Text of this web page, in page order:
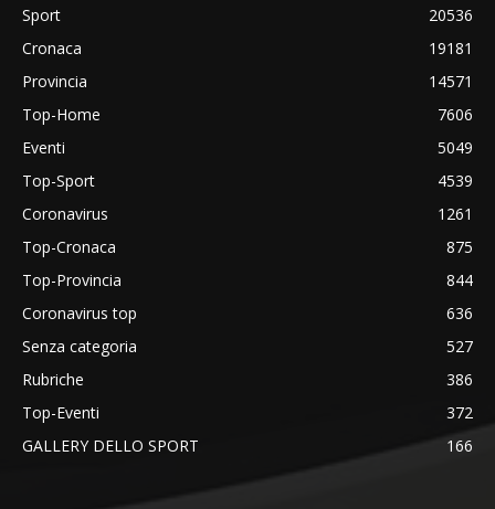
Sport
20536
Cronaca
19181
Provincia
14571
Top-Home
7606
Eventi
5049
Top-Sport
4539
Coronavirus
1261
Top-Cronaca
875
Top-Provincia
844
Coronavirus top
636
Senza categoria
527
Rubriche
386
Top-Eventi
372
GALLERY DELLO SPORT
166